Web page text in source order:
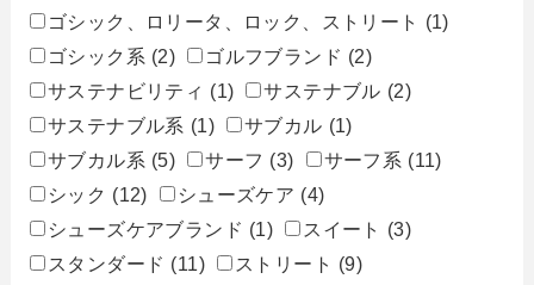
ゴシック、ロリータ、ロック、ストリート
(1)
ゴシック系 (2) ゴルフブランド (2)
サステナビリティ (1) サステナブル (2)
サステナブル系 (1) サブカル (1)
サブカル系 (5) サーフ (3) サーフ系 (11)
シック (12) シューズケア (4)
シューズケアブランド (1) スイート
(3)
スタンダード (11) ストリート (9)